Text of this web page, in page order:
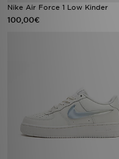
Nike Air Force 1 Low Kinder
100,00€